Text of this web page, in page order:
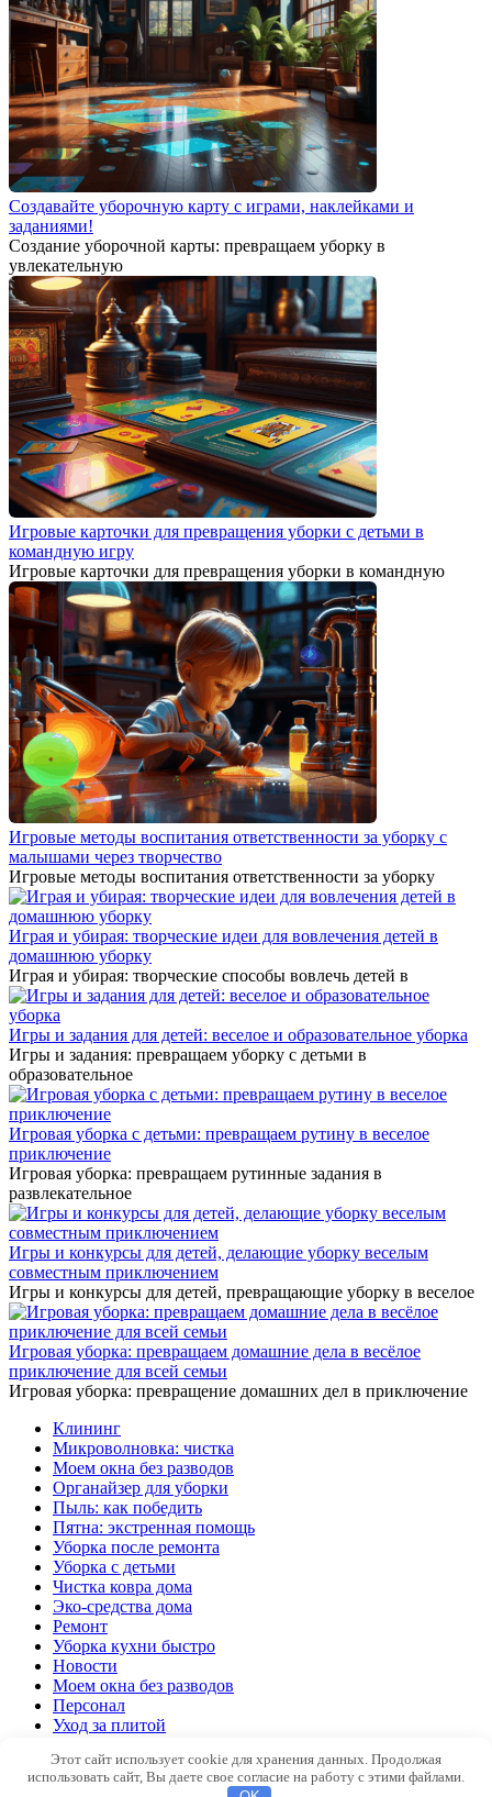
Создавайте уборочную карту с играми, наклейками и
заданиями!
Создание уборочной карты: превращаем уборку в
увлекательную
Игровые карточки для превращения уборки с детьми в
командную игру
Игровые карточки для превращения уборки в командную
Игровые методы воспитания ответственности за уборку с
малышами через творчество
Игровые методы воспитания ответственности за уборку
Играя и убирая: творческие идеи для вовлечения детей в
домашнюю уборку
Играя и убирая: творческие способы вовлечь детей в
Игры и задания для детей: веселое и образовательное уборка
Игры и задания: превращаем уборку с детьми в
образовательное
Игровая уборка с детьми: превращаем рутину в веселое
приключение
Игровая уборка: превращаем рутинные задания в
развлекательное
Игры и конкурсы для детей, делающие уборку веселым
совместным приключением
Игры и конкурсы для детей, превращающие уборку в веселое
Игровая уборка: превращаем домашние дела в весёлое
приключение для всей семьи
Игровая уборка: превращение домашних дел в приключение
Клининг
Микроволновка: чистка
Моем окна без разводов
Органайзер для уборки
Пыль: как победить
Пятна: экстренная помощь
Уборка после ремонта
Уборка с детьми
Чистка ковра дома
Эко-средства дома
Ремонт
Уборка кухни быстро
Новости
Моем окна без разводов
Персонал
Уход за плитой
© 2026 Клининг 2050
Этот сайт использует cookie для хранения данных. Продолжая
использовать сайт, Вы даете свое согласие на работу с этими файлами.